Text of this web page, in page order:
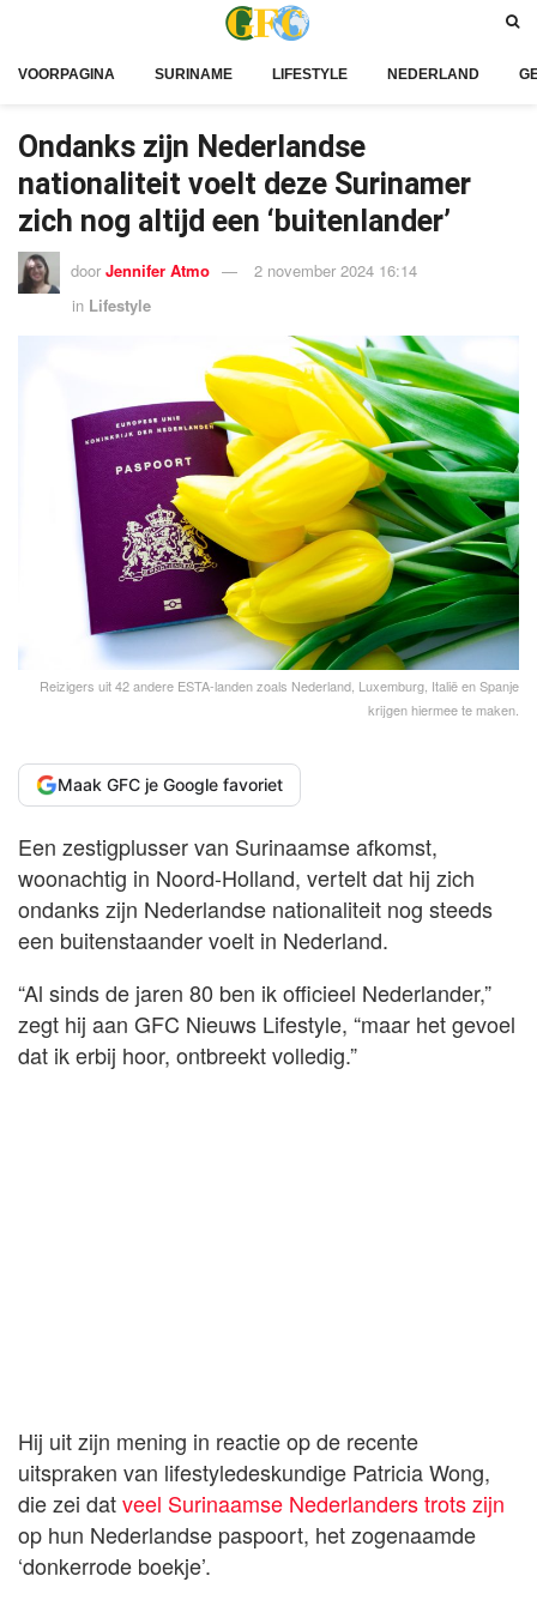
VOORPAGINA SURINAME LIFESTYLE NEDERLAND
Ondanks zijn Nederlandse
nationaliteit voelt deze Surinamer
zich nog altijd een ‘buitenlander’
door Jennifer Atmo
2 november 2024 16:14
in Lifestyle
Reizigers uit 42 andere ESTA-landen zoals Nederland, Luxemburg, Italië en Spanje
krijgen hiermee te maken.
Maak GFC je Google favoriet
Een zestigplusser van Surinaamse afkomst,
woonachtig in Noord-Holland, vertelt dat hij zich
ondanks zijn Nederlandse nationaliteit nog steeds
een buitenstaander voelt in Nederland.
“Al sinds de jaren 80 ben ik officieel Nederlander,”
zegt hij aan GFC Nieuws Lifestyle, “maar het gevoel
dat ik erbij hoor, ontbreekt volledig.”
Hij uit zijn mening in reactie op de recente
uitspraken van lifestyledeskundige Patricia Wong,
die zei datveel Surinaamse Nederlanders trots zijn
op hun Nederlandse paspoort, het zogenaamde
‘donkerrode boekje’.